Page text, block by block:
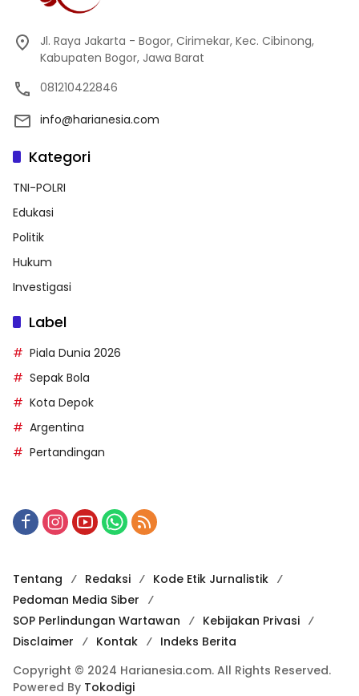
Jl. Raya Jakarta - Bogor, Cirimekar, Kec. Cibinong,
Kabupaten Bogor, Jawa Barat
081210422846
info@harianesia.com
Kategori
TNI-POLRI
Edukasi
Politik
Hukum
Investigasi
Label
Piala Dunia 2026
Sepak Bola
Kota Depok
Argentina
Pertandingan
Tentang Redaksi
Kode Etik Jurnalistik
Pedoman Media Siber
SOP Perlindungan Wartawan
Kebijakan Privasi
Disclaimer
Kontak
Indeks Berita
Copyright © 2024 Harianesia.com. All Rights Reserved.
Powered By Tokodigi